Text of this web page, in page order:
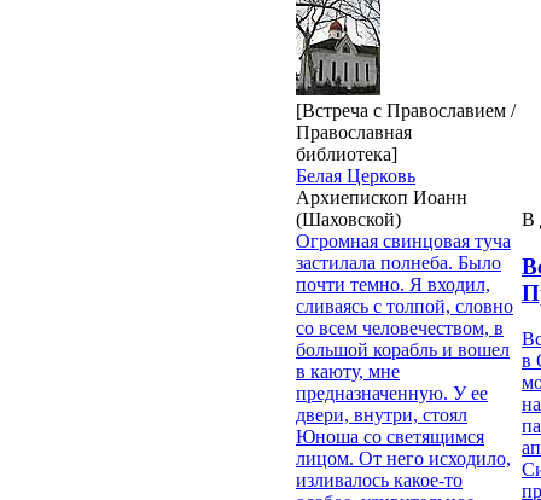
[Встреча с Православием /
Православная
библиотека]
Белая Церковь
Архиепископ Иоанн
(Шаховской)
Огромная свинцовая туча
застилала полнеба. Было
почти темно. Я входил,
сливаясь с толпой, словно
со всем человечеством, в
большой корабль и вошел
в каюту, мне
предназначенную. У ее
двери, внутри, стоял
Юноша со светящимся
лицом. От него исходило,
изливалось какое-то
В
в